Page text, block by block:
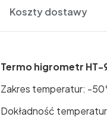
Koszty dostawy
Termo higrometr
Zakres temperatur: -
Dokładność